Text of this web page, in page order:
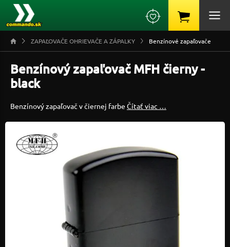
ZAPAĽOVAČE OHRIEVAČE A ZÁPALKY Benzínové zapaľovače
Benzínový zapaľovač MFH čierny -
black
Benzínový zapaľovač v čiernej farbe Čítať viac …